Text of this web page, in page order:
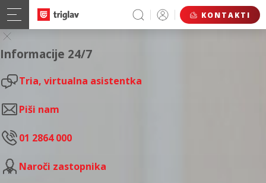
KONTAKTI
Informacije 24/7
Tria, virtualna asistentka
Piši nam
01 2864 000
Naroči zastopnika